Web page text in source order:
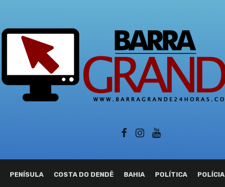
PENÍSULA COSTA DO DENDÊ BAHIA POLÍTICA POLÍCIA